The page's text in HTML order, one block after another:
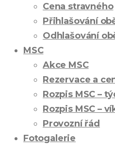
Cena stravného
Přihlašování
Odhlašování
MSC
Akce MSC
Rezervace a
Rozpis MSC –
Rozpis MSC –
Provozní řád
Fotogalerie